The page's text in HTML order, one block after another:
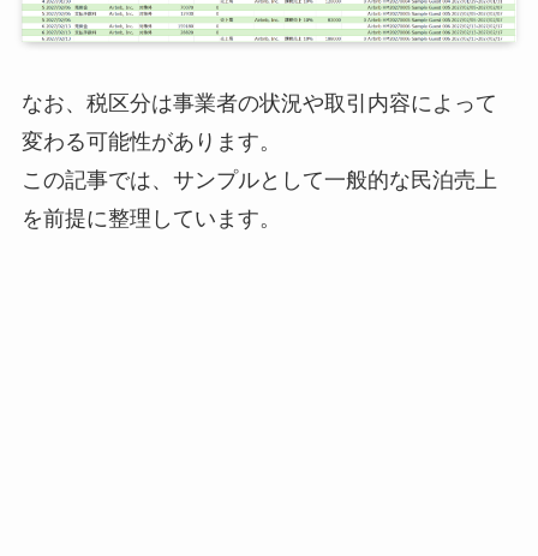
なお、税区分は事業者の状況や取引内容によって
変わる可能性があります。
この記事では、サンプルとして一般的な民泊売上
を前提に整理しています。